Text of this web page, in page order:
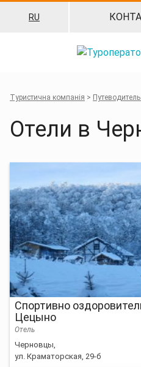
RU
Туристична компанія >
Отели в
Спортивно
Цецыно
Отель
Черновцы,
ул. Краматорская, 29-б